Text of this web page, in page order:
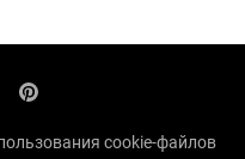
cookie-файлов